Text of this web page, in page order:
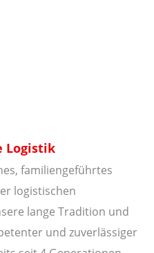
Logistik
familiengeführtes
logistischen
lange Tradition und
und zuverlässiger